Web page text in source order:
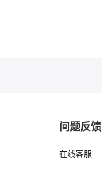
问题反馈
在线客服